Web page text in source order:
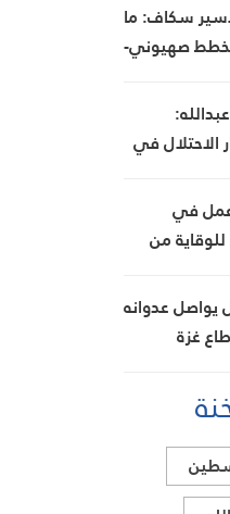
سكاف: ما
صهيوني-
الاحتلال في
حقوق
في
من
يواصل عدوانه
غزة